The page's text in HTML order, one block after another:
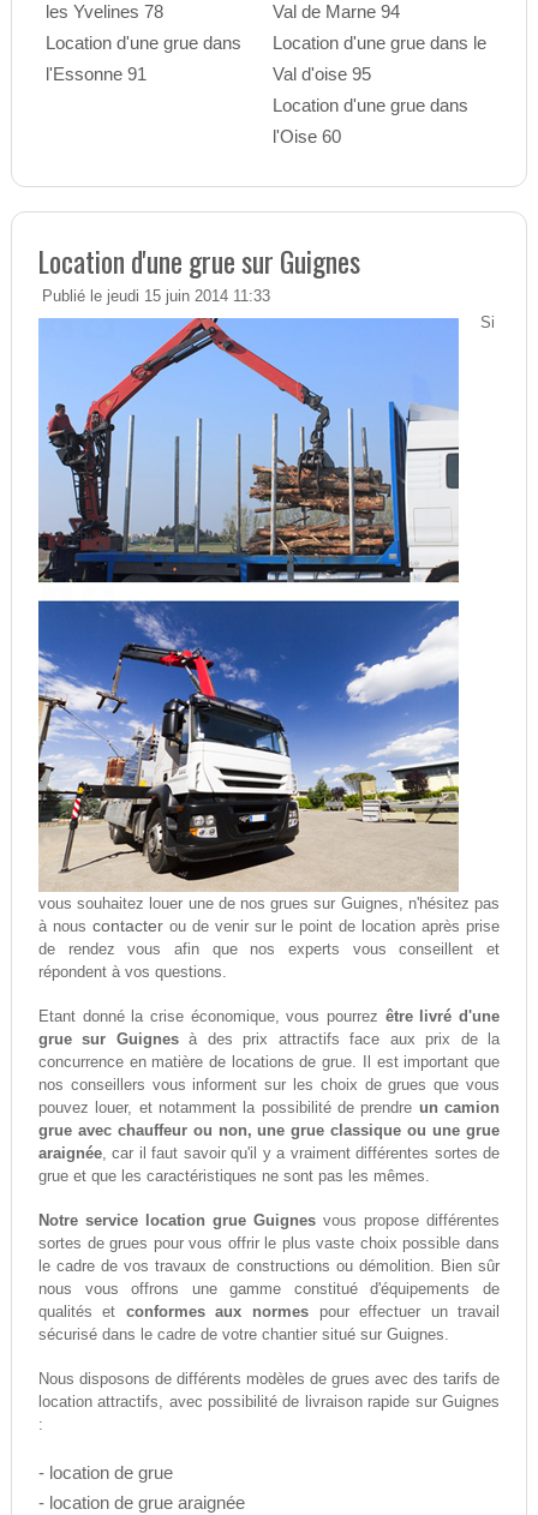
les Yvelines 78
Location d'une grue dans
l'Essonne 91
Val de Marne 94
Location d'une grue dans le
Val d'oise 95
Location d'une grue dans
l'Oise 60
Location d'une grue sur Guignes
Publié le jeudi 15 juin 2014 11:33
Si
vous souhaitez louer une de nos grues sur Guignes, n'hésitez pas
à nous contacterou de venir sur le point de location après prise
de rendez vous afin que nos experts vous conseillent et
répondent à vos questions.
Etant donné la crise économique, vous pourrez être livré d'une
grue sur Guignesà des prix attractifs face aux prix de la
concurrence en matière de locations de grue. Il est important que
nos conseillers vous informent sur les choix de grues que vous
pouvez louer, et notamment la possibilité de prendre un camion
grue avec chauffeur ou non, une grue classique ou une grue
araignée, car il faut savoir qu'il y a vraiment différentes sortes de
grue et que les caractéristiques ne sont pas les mêmes.
Notre service location grue Guignes vous propose différentes
sortes de grues pour vous offrir le plus vaste choix possible dans
le cadre de vos travaux de constructions ou démolition. Bien sûr
nous vous offrons une gamme constitué d'équipements de
qualités et conformes aux normes pour effectuer un travail
sécurisé dans le cadre de votre chantier situé sur Guignes.
Nous disposons de différents modèles de grues avec des tarifs de
location attractifs, avec possibilité de livraison rapide sur Guignes
:
- location de grue
- location de grue araignée